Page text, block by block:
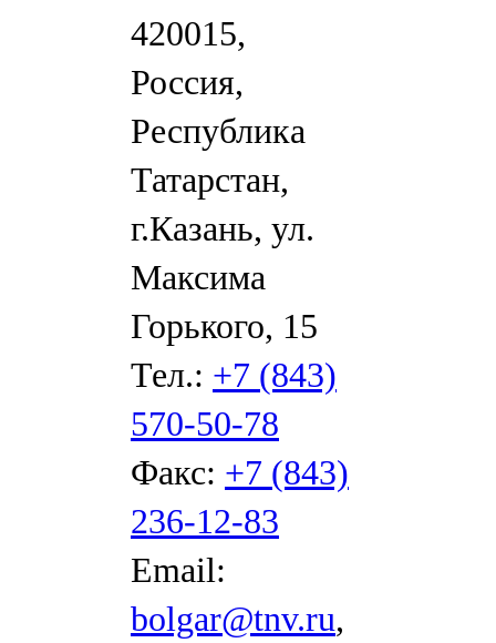
420015,
Россия,
Республика
Татарстан,
г.Казань, ул.
Максима
Горького, 15
Тел.: +7 (843)
570-50-78
Факс: +7 (843)
236-12-83
Email:
bolgar@tnv.ru,